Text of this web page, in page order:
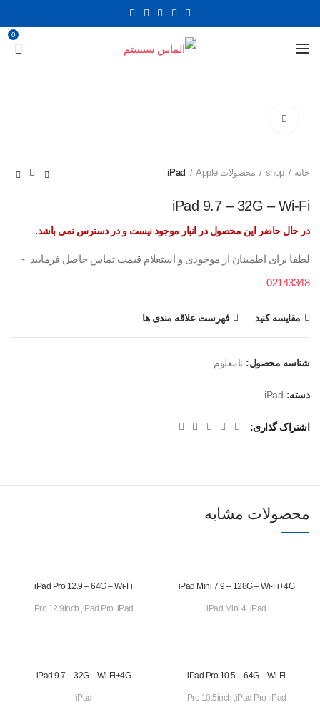
0
خانه shop محصولات Apple iPad
iPad 9.7 – 32G – Wi-Fi
در حال حاضر این محصول در انبار موجود نیست و در دسترس نمی باشد.
لطفا برای اطمینان از موجودی و استعلام قیمت تماس حاصل فرمایید -
02143348
مقایسه کنید فهرست علاقه مندی ها
شناسه محصول: نامعلوم
دسته: iPad
اشتراک گذاری
محصولات مشابه
iPad Mini 7.9 – 128G – Wi-Fi+4G
iPad
,
iPad Mini 4
iPad Pro 12.9 – 64G – Wi-Fi
iPad
,
iPad Pro
,
Pro 12.9inch
iPad Pro 10.5 – 64G – Wi-Fi
iPad
,
iPad Pro
,
Pro 10.5inch
iPad 9.7 – 32G – Wi-Fi+4G
iPad